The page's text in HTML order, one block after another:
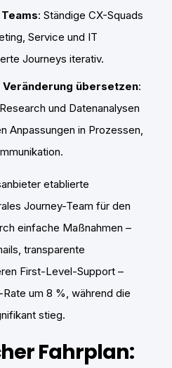
: Ständige CX-Squads
Service und IT
Journeys iterativ.
übersetzen:
und Datenanalysen
Anpassungen in Prozessen,
etablierte
Journey-Team für den
einfache Maßnahmen –
transparente
First-Level-Support –
um 8 %, während die
stieg.
Fahrplan: